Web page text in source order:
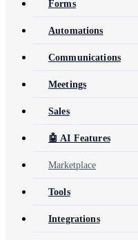
Forms
Automations
Communications
Meetings
Sales
🤖 AI Features
Marketplace
Tools
Integrations